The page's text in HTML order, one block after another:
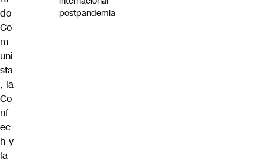
do
Co
m
uni
sta
, la
Co
nf
ec
h y
la
postpandemia